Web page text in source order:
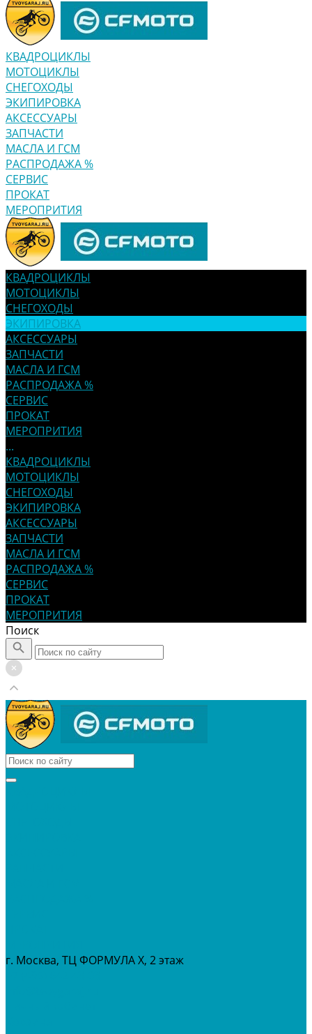
КВАДРОЦИКЛЫ
МОТОЦИКЛЫ
СНЕГОХОДЫ
ЭКИПИРОВКА
АКСЕССУАРЫ
ЗАПЧАСТИ
МАСЛА И ГСМ
РАСПРОДАЖА %
СЕРВИС
ПРОКАТ
МЕРОПРИТИЯ
КВАДРОЦИКЛЫ
МОТОЦИКЛЫ
СНЕГОХОДЫ
ЭКИПИРОВКА
АКСЕССУАРЫ
ЗАПЧАСТИ
МАСЛА И ГСМ
РАСПРОДАЖА %
СЕРВИС
ПРОКАТ
МЕРОПРИТИЯ
...
КВАДРОЦИКЛЫ
МОТОЦИКЛЫ
СНЕГОХОДЫ
ЭКИПИРОВКА
АКСЕССУАРЫ
ЗАПЧАСТИ
МАСЛА И ГСМ
РАСПРОДАЖА %
СЕРВИС
ПРОКАТ
МЕРОПРИТИЯ
Поиск
г. Москва, ТЦ ФОРМУЛА Х, 2 этаж